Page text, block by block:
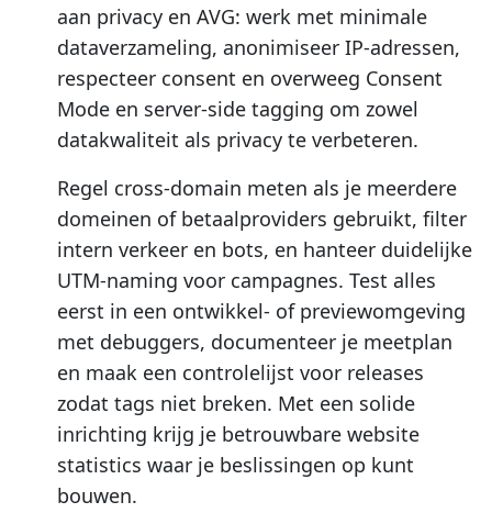
aan privacy en AVG: werk met minimale
dataverzameling, anonimiseer IP-adressen,
respecteer consent en overweeg Consent
Mode en server-side tagging om zowel
datakwaliteit als privacy te verbeteren.
Regel cross-domain meten als je meerdere
domeinen of betaalproviders gebruikt, filter
intern verkeer en bots, en hanteer duidelijke
UTM-naming voor campagnes. Test alles
eerst in een ontwikkel- of previewomgeving
met debuggers, documenteer je meetplan
en maak een controlelijst voor releases
zodat tags niet breken. Met een solide
inrichting krijg je betrouwbare website
statistics waar je beslissingen op kunt
bouwen.